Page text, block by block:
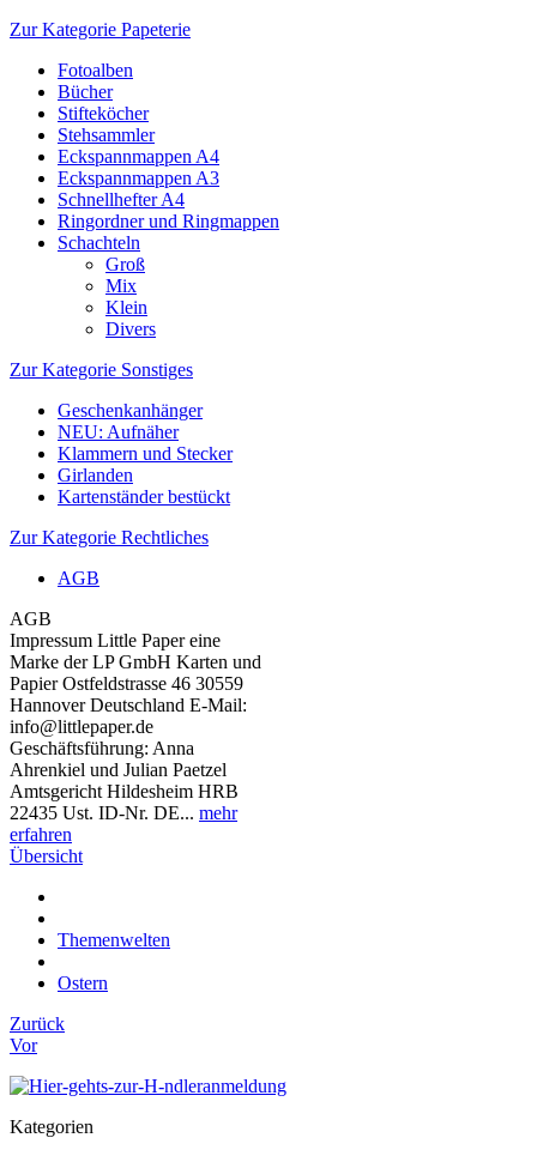
Zur Kategorie Papeterie
Fotoalben
Bücher
Stifteköcher
Stehsammler
Eckspannmappen A4
Eckspannmappen A3
Schnellhefter A4
Ringordner und Ringmappen
Schachteln
Groß
Mix
Klein
Divers
Zur Kategorie Sonstiges
Geschenkanhänger
NEU: Aufnäher
Klammern und Stecker
Girlanden
Kartenständer bestückt
Zur Kategorie Rechtliches
AGB
AGB
Impressum Little Paper eine
Marke der LP GmbH Karten und
Papier Ostfeldstrasse 46 30559
Hannover Deutschland E-Mail:
info@littlepaper.de
Geschäftsführung: Anna
Ahrenkiel und Julian Paetzel
Amtsgericht Hildesheim HRB
22435 Ust. ID-Nr. DE... mehr
erfahren
Übersicht
Themenwelten
Ostern
Zurück
Vor
Kategorien